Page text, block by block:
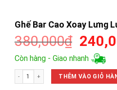
Ghế Bar Cao Xoay Lưng
380,000₫ Giá
gốc
là:
Còn hàng - Giao nhanh
Ghế Bar Cao Xoay Lưng Lưới Cũ
THÊM VÀO GIỎ